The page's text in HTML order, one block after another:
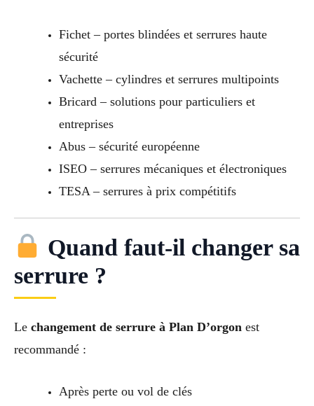
Fichet – portes blindées et serrures haute
sécurité
Vachette – cylindres et serrures multipoints
Bricard – solutions pour particuliers et
entreprises
Abus – sécurité européenne
ISEO – serrures mécaniques et électroniques
TESA – serrures à prix compétitifs
Quand faut-il changer sa
serrure ?
Le changement de serrure à Plan D’orgon est
recommandé :
Après perte ou vol de clés